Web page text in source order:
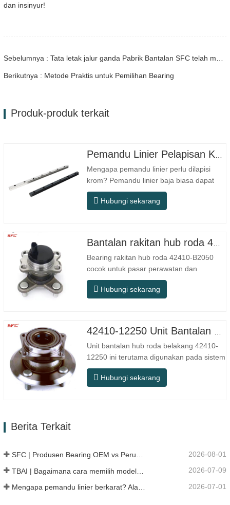
dan insinyur!
Berikutnya : Metode Praktis untuk Pemilihan Bearing
Produk-produk terkait
Mengapa pemandu linier perlu dilapisi
krom? Pemandu linier baja biasa dapat
memenuhi kebutuhan operasional dasar
di lingkungan kering dalam ruangan
otomasi, mesin perkakas presisi,
peralatan luar ruangan, bengkel
pemrosesan…
Hubungi sekarang
Bearing rakitan hub roda 42410-B2050
cocok untuk pasar perawatan dan
penggantian suku cadang otomotif purna
jual, memenuhi persyaratan penggunaan
TIDAK.Lainnya. Aplikasi 513104 F2AC…
Hubungi sekarang
Unit bantalan hub roda belakang 42410-
12250 ini terutama digunakan pada sistem
poros belakang model Jepang, dan
termasuk dalam desain hub terintegrasi
Hubungi sekarang
Berita Terkait
SFC | Produsen Bearing OEM vs Perusahaan Dagang 2026-08-01
2026-07-09
2026-07-01